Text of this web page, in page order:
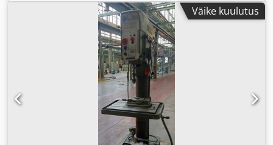
Väike kuulutus